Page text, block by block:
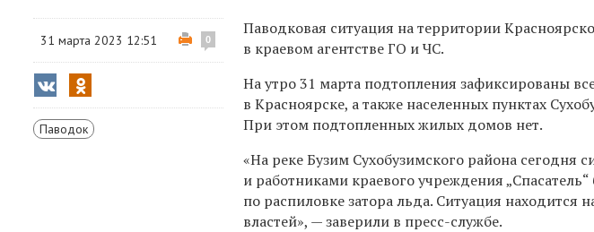
31 марта 2023 12:51 0
Паводок
Паводковая ситуация на территории
в краевом агентстве ГО и ЧС.
На утро 31 марта подтопления зафиксированы
в Красноярске, а также населенных пунктах
При этом подтопленных жилых домов нет.
«На реке Бузим Сухобузимского района сегодня
и работниками краевого учреждения
по распиловке затора льда. Ситуация находится
властей», — заверили в пресс-службе.